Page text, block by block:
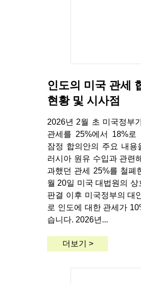
인도의 미국 관세
현황 및 시사점
2026년 2월 초 미국정부
관세를 25%에서 18%로
잠정 합의안의 주요 내용
러시아 원유 수입과 관련
과했던 관세 25%를 철폐
월 20일 미국 대법원의 상
판결 이후 미국정부의 대
로 인도에 대한 관세가
습니다. 2026년...
더보기 >